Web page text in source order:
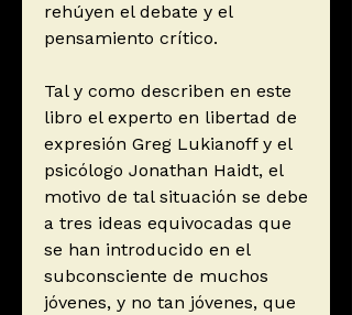
rehúyen el debate y el
pensamiento crítico.
Tal y como describen en este
libro el experto en libertad de
expresión Greg Lukianoff y el
psicólogo Jonathan Haidt, el
motivo de tal situación se debe
a tres ideas equivocadas que
se han introducido en el
subconsciente de muchos
jóvenes, y no tan jóvenes, que